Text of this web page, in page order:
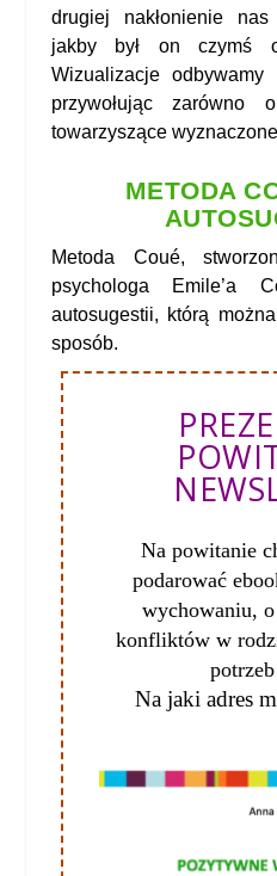
drugiej nakłonienie
jakby był on czymś
Wizualizacje
przywołując
towarzyszące
METODA
Metoda Coué,
psychologa Emile’a
autosugestii, którą
sposób.
Na powitanie
podarować
wychowaniu, o
konfliktów w
Na jaki adres